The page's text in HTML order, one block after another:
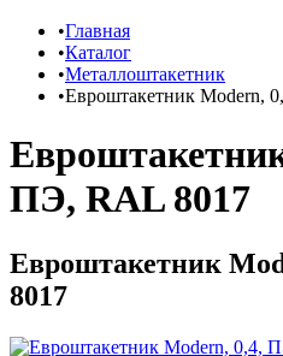
Главная
Каталог
Металлоштакетник
Евроштакетник Modern,
ПЭ, RAL 8017
Евроштакетник
8017